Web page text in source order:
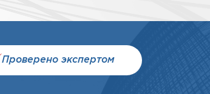
Проверено экспертом